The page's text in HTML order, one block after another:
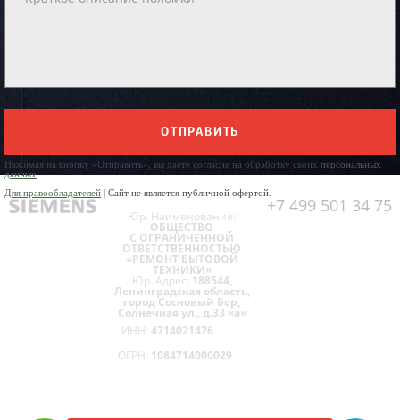
ОТПРАВИТЬ
Нажимая на кнопку «Отправить», вы даете согласие на обработку своих персональных
данных
Для правообладателей | Сайт не является публичной офертой.
+7 499 501 34 75
Юр. Наименование:
ОБЩЕСТВО
С ОГРАНИЧЕННОЙ
ОТВЕТСТВЕННОСТЬЮ
«РЕМОНТ БЫТОВОЙ
ТЕХНИКИ»
Юр. Адрес: 188544,
Ленинградская область,
город Сосновый Бор,
Солнечная ул., д.33 «а»
ИНН: 4714021476
ОГРН: 1084714000029